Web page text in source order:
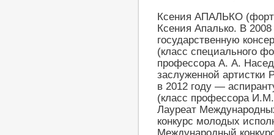
Ксения АПАЛЬКО
Ксения Апалько. В
государственную
(класс специального
профессора А. А.
заслуженной
в 2012 году —
(класс профессора
Лауреат
конкурс молодых